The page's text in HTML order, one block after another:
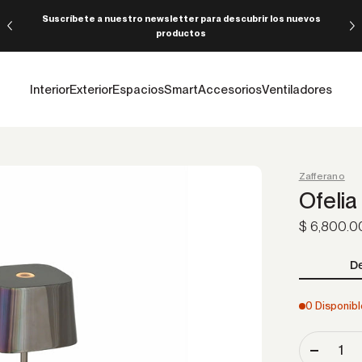
Suscríbete a nuestro newsletter para descubrir los nuevos
productos
InteriorExteriorEspaciosSmartAccesoriosVentiladores
Zafferano
Precio de
$
0